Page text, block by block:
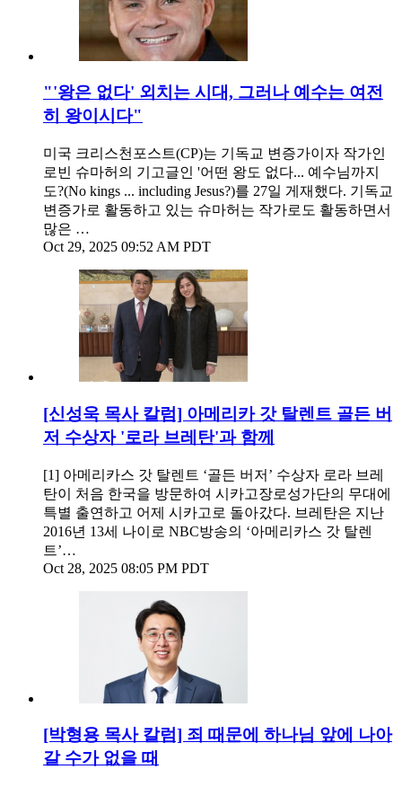
"'왕은 없다' 외치는 시대, 그러나 예수는 여전
히 왕이시다"
미국 크리스천포스트(CP)는 기독교 변증가이자 작가인
로빈 슈마허의 기고글인 '어떤 왕도 없다... 예수님까지
도?(No kings ... including Jesus?)를 27일 게재했다. 기독교
변증가로 활동하고 있는 슈마허는 작가로도 활동하면서
많은 …
Oct 29, 2025 09:52 AM PDT
[신성욱 목사 칼럼] 아메리카 갓 탈렌트 골든 버
저 수상자 '로라 브레탄'과 함께
[1] 아메리카스 갓 탈렌트 ‘골든 버저’ 수상자 로라 브레
탄이 처음 한국을 방문하여 시카고장로성가단의 무대에
특별 출연하고 어제 시카고로 돌아갔다. 브레탄은 지난
2016년 13세 나이로 NBC방송의 ‘아메리카스 갓 탈렌
트’…
Oct 28, 2025 08:05 PM PDT
[박형용 목사 칼럼] 죄 때문에 하나님 앞에 나아
갈 수가 없을 때